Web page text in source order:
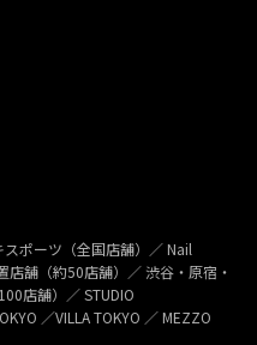
ポーツ（全国店舗）／ Nail
舗（約50店舗）／ 渋谷・原宿・
店舗）／ STUDIO
／VILLA TOKYO ／ MEZZO